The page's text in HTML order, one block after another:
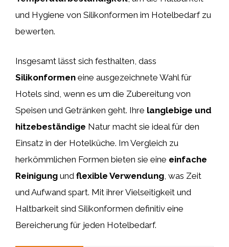
und Hygiene von Silikonformen im Hotelbedarf zu
bewerten.
Insgesamt lässt sich festhalten, dass
Silikonformen eine ausgezeichnete Wahl für
Hotels sind, wenn es um die Zubereitung von
Speisen und Getränken geht. Ihre langlebige und
hitzebeständige Natur macht sie ideal für den
Einsatz in der Hotelküche. Im Vergleich zu
herkömmlichen Formen bieten sie eine einfache
Reinigung und flexible Verwendung , was Zeit
und Aufwand spart. Mit ihrer Vielseitigkeit und
Haltbarkeit sind Silikonformen definitiv eine
Bereicherung für jeden Hotelbedarf.